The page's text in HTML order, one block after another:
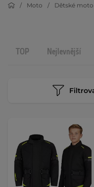
Moto Dětské
TOP Nejlevnější